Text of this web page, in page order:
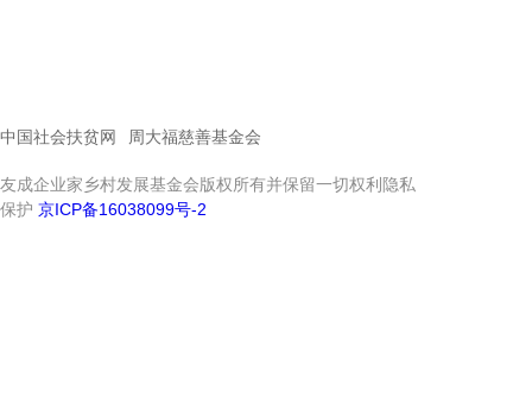
中国社会扶贫网 周大福慈善基金会
友成企业家乡村发展基金会版权所有并保留一切权利隐私
保护 京ICP备16038099号-2